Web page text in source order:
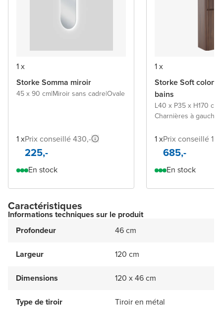
1 x
Storke Somma miroir
45 x 90 cm|Miroir sans cadre|Ovale
1 xPrix conseillé 430,-
225,-
En stock
1 x
Storke Soft
bains
L40 x P35 x H170 cm
Charnières à gauche
1 xPrix conseillé
685,-
En stock
Caractéristiques
Informations techniques sur le produit
Profondeur
46 cm
Largeur 120 cm
Dimensions 120 x 46 cm
Type de tiroir Tiroir en métal